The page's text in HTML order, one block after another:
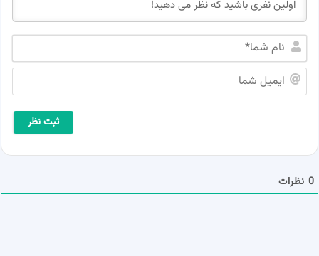
م
م
م
0 نظرات